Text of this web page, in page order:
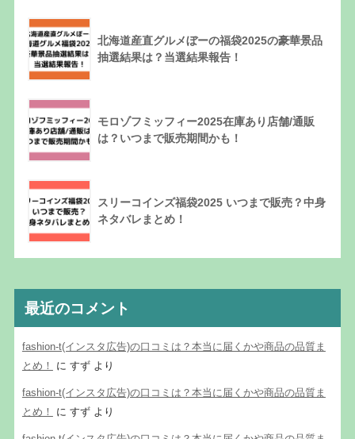
北海道産直グルメぼーの福袋2025の豪華景品
抽選結果は？当選結果報告！
モロゾフミッフィー2025在庫あり店舗/通販
は？いつまで販売期間かも！
スリーコインズ福袋2025 いつまで販売？中身
ネタバレまとめ！
最近のコメント
fashion-t(インスタ広告)の口コミは？本当に届くかや商品の品質ま
とめ！
に すずより
fashion-t(インスタ広告)の口コミは？本当に届くかや商品の品質ま
とめ！
に すずより